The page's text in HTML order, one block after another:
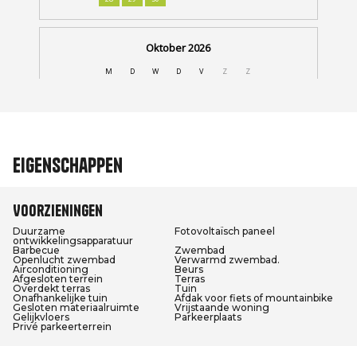
Eigenschappen
Voorzieningen
Duurzame
ontwikkelingsapparatuur
Fotovoltaïsch paneel
Barbecue
Zwembad
Openlucht zwembad
Verwarmd zwembad.
Airconditioning
Beurs
Afgesloten terrein
Terras
Overdekt terras
Tuin
Onafhankelijke tuin
Afdak voor fiets of mountainbike
Gesloten materiaalruimte
Vrijstaande woning
Gelijkvloers
Parkeerplaats
Privé parkeerterrein